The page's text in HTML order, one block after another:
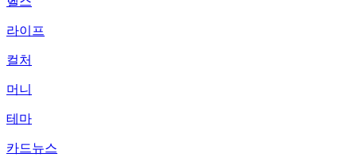
라이프
컬처
머니
테마
카드뉴스